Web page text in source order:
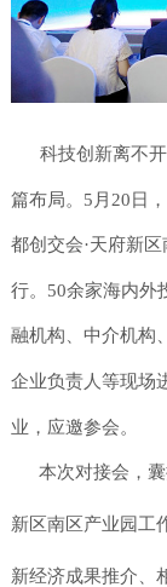
科技创新离不
篇布局。5月20日
都创交会·天府新
行。50余家海内外
融机构、中介机构
企业负责人等现场
业，应邀参会。
本次对接会，
新区南区产业园工
新经济成果推介、